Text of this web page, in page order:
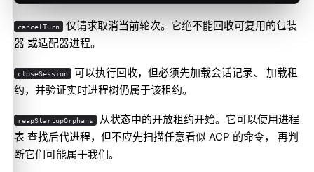
cancelTurn 仅请求取消当前轮次。它绝不能回收可复用的包装
器 或适配器进程。
closeSession 可以执行回收，但必须先加载会话记录、 加载租
约，并验证实时进程树仍属于该租约。
reapStartupOrphans 从状态中的开放租约开始。它可以使用进程
表 查找后代进程，但不应先扫描任意看似 ACP 的命令， 再判
断它们可能属于我们。